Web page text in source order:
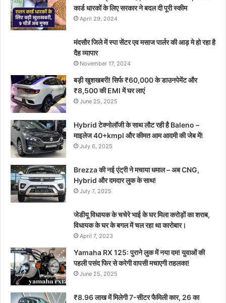
कार्ड धारकों के लिए सरकार ने बदल दी पूरी स्कीम
April 29, 2024
मंदसौर जिले में स्पा सेंटर एव मसाज पार्लर की आड़ मे हो रहा है
दैह व्यापार
November 17, 2024
बड़ी खुशखबरी! सिर्फ ₹60,000 के डाउनपेमेंट और
₹8,500 की EMI में घर लाएं
June 25, 2025
Hybrid टेक्नोलॉजी के साथ लौट रही है Baleno –
माइलेज 40+kmpl और कीमत आम आदमी की जेब में!
July 6, 2025
Brezza की नई एंट्री ने मचाया धमाल – अब CNG,
Hybrid और दमदार लुक के साथ!
July 7, 2025
जेडीयू विधायक के चचेरे भाई के घर मिला करोड़ों का शराब,
विधायक के घर के बगल में चल रहा था कारोबार।
April 7, 2023
Yamaha RX 125: पुराने लुक में नया दम! युवाओं की
पहली पसंद फिर से करेगी वापसी मचाएगी तहलका!
June 25, 2025
₹8.96 लाख में मिलेगी 7-सीटर फैमिली कार, 26 का